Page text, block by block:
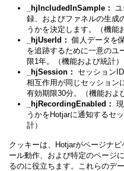
_hjIncludedInSample：
録、およびファネルの生成
うかを決定します。（機能
_hjUserId： 個人データを
を追跡するために一意のユ
限1年。（機能および統計）
_hjSession：
セッション
相互作用が同じセッション
有効期限30分。（機能およ
_hjRecordingEnabled：
うかをHotjarに通知するセ
計）
クッキーは、Hotjarがページナ
ール動作、および特定のページ
るのに役立ちます。これらのデ